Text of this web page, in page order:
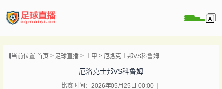
播当前位置:首页 足球直播 土甲 厄洛克士邦VS科鲁姆
厄洛克士邦VS科鲁姆
比赛时间：2026年05月25日 00:00